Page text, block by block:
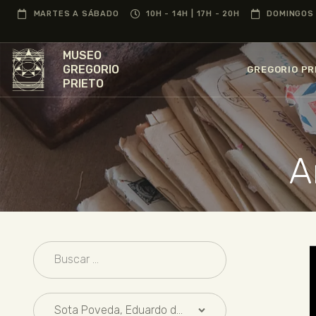
MARTES A SÁBADO 10H - 14H | 17H - 20H
MUSEO
GREGORIO
PRIETO
GREGORIO